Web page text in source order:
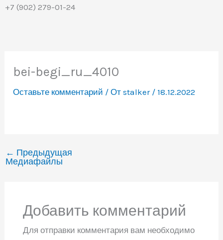
+7 (902) 279-01-24
bei-begi_ru_4010
Оставьте комментарий / Отstalker / 18.12.2022
← Предыдущая
Медиафайлы
Добавить комментарий
Для отправки комментария вам необходимо